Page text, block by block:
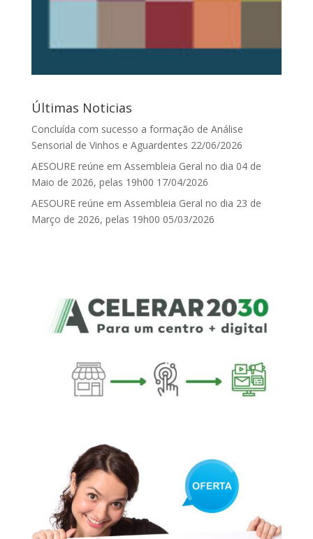
Últimas Noticias
Concluída com sucesso a formação de Análise
Sensorial de Vinhos e Aguardentes 22/06/2026
AESOURE reúne em Assembleia Geral no dia 04 de
Maio de 2026, pelas 19h00 17/04/2026
AESOURE reúne em Assembleia Geral no dia 23 de
Março de 2026, pelas 19h00 05/03/2026